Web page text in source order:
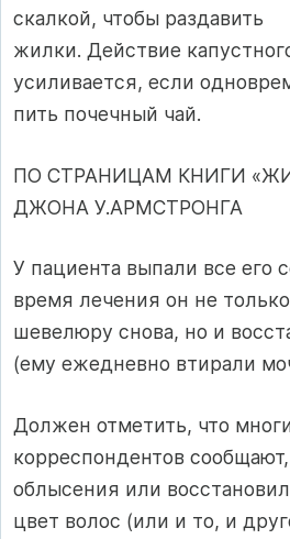
скалкой, чтобы раздавить
жилки. Действие
усиливается, если
пить почечный чай.
ПО СТРАНИЦАМ КНИГИ
ДЖОНА У.АРМСТРОНГА
У пациента выпали все его
время лечения он не
шевелюру снова, но и
(ему ежедневно втирали
Должен отметить, что
корреспондентов
облысения или
цвет волос (или и то, и